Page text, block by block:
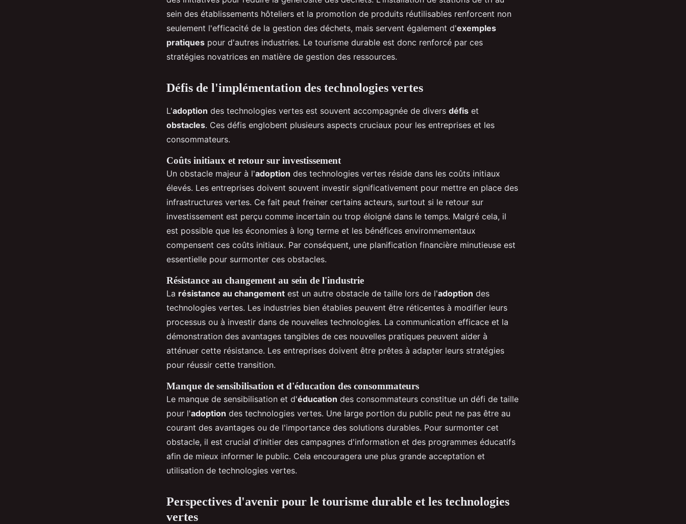
sein des établissements hôteliers et la promotion de produits réutilisables renforcent non
seulement l'efficacité de la gestion des déchets, mais servent également d'exemples
pratiques pour d'autres industries. Le tourisme durable est donc renforcé par ces
stratégies novatrices en matière de gestion des ressources.
Défis de l'implémentation des technologies vertes
L'adoption des technologies vertes est souvent accompagnée de divers défis et
obstacles. Ces défis englobent plusieurs aspects cruciaux pour les entreprises et les
consommateurs.
Coûts initiaux et retour sur investissement
Un obstacle majeur à l'adoption des technologies vertes réside dans les coûts initiaux
élevés. Les entreprises doivent souvent investir significativement pour mettre en place des
infrastructures vertes. Ce fait peut freiner certains acteurs, surtout si le retour sur
investissement est perçu comme incertain ou trop éloigné dans le temps. Malgré cela, il
est possible que les économies à long terme et les bénéfices environnementaux
compensent ces coûts initiaux. Par conséquent, une planification financière minutieuse est
essentielle pour surmonter ces obstacles.
Résistance au changement au sein de l'industrie
La résistance au changement est un autre obstacle de taille lors de l'adoption des
technologies vertes. Les industries bien établies peuvent être réticentes à modifier leurs
processus ou à investir dans de nouvelles technologies. La communication efficace et la
démonstration des avantages tangibles de ces nouvelles pratiques peuvent aider à
atténuer cette résistance. Les entreprises doivent être prêtes à adapter leurs stratégies
pour réussir cette transition.
Manque de sensibilisation et d'éducation des consommateurs
Le manque de sensibilisation et d'éducation des consommateurs constitue un défi de taille
pour l'adoption des technologies vertes. Une large portion du public peut ne pas être au
courant des avantages ou de l'importance des solutions durables. Pour surmonter cet
obstacle, il est crucial d'initier des campagnes d'information et des programmes éducatifs
afin de mieux informer le public. Cela encouragera une plus grande acceptation et
utilisation de technologies vertes.
Perspectives d'avenir pour le tourisme durable et les technologies
vertes